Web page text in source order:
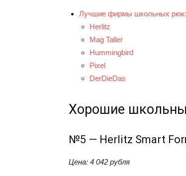
Лучшие фирмы школьных
Herlitz
Mag Taller
Hummingbird
Pixel
DerDieDas
Хорошие
№5 — Herlitz Smart
Цена: 4 042 рубля